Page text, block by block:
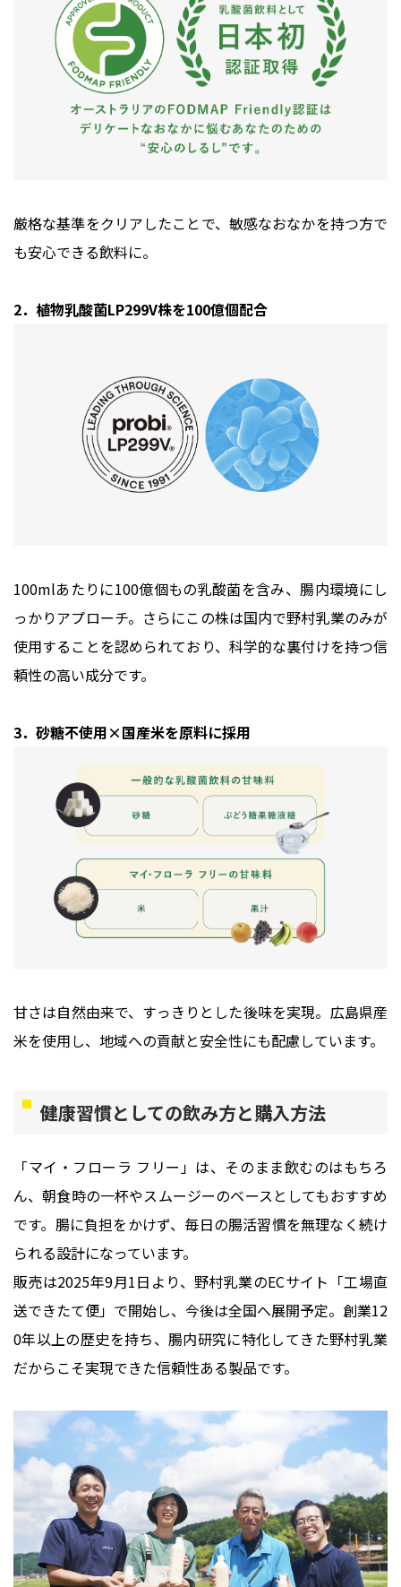
厳格な基準をクリアしたことで、敏感なおなかを持つ方で
も安心できる飲料に。
2．植物乳酸菌LP299V株を100億個配合
100mlあたりに100億個もの乳酸菌を含み、腸内環境にし
っかりアプローチ。さらにこの株は国内で野村乳業のみが
使用することを認められており、科学的な裏付けを持つ信
頼性の高い成分です。
3．砂糖不使用×国産米を原料に採用
甘さは自然由来で、すっきりとした後味を実現。広島県産
米を使用し、地域への貢献と安全性にも配慮しています。
健康習慣としての飲み方と購入方法
「マイ・フローラ フリー」は、そのまま飲むのはもちろ
ん、朝食時の一杯やスムージーのベースとしてもおすすめ
です。腸に負担をかけず、毎日の腸活習慣を無理なく続け
られる設計になっています。
販売は2025年9月1日より、野村乳業のECサイト「工場直
送できたて便」で開始し、今後は全国へ展開予定。創業12
0年以上の歴史を持ち、腸内研究に特化してきた野村乳業
だからこそ実現できた信頼性ある製品です。